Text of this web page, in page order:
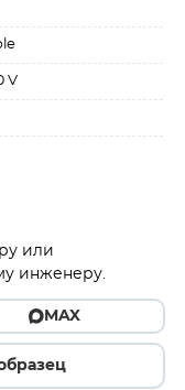
V
или
инженеру.
MAX